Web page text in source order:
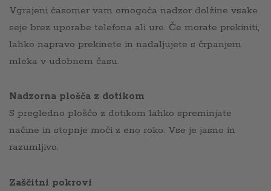
Vgrajeni časomer vam omogoča nadzor dolžine vsake
seje brez uporabe telefona ali ure. Če morate prekiniti,
lahko napravo prekinete in nadaljujete s črpanjem
mleka v udobnem času.
Nadzorna plošča z dotikom
S pregledno ploščo z dotikom lahko spreminjate
načine in stopnje moči z eno roko. Vse je jasno in
razumljivo.
Zaščitni pokrovi